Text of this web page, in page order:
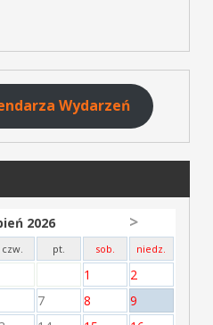
Wydarzeń
2026 >
czw. pt. sob. niedz.
1
2
7 8
9